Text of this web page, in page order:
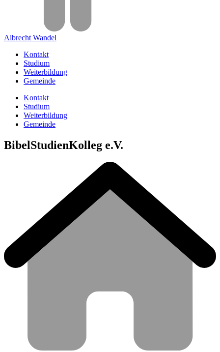
Albrecht Wandel
Kontakt
Studium
Weiterbildung
Gemeinde
Kontakt
Studium
Weiterbildung
Gemeinde
BibelStudienKolleg e.V.